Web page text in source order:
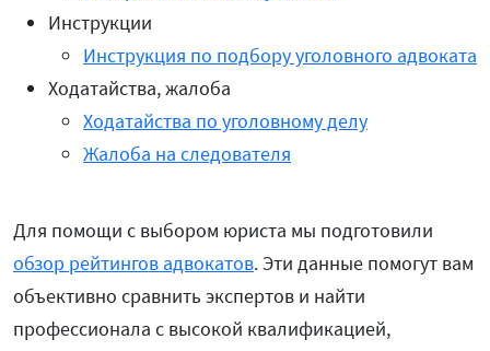
Инструкции
Инструкция по подбору уголовного адвоката
Ходатайства, жалоба
Ходатайства по уголовному делу
Жалоба на следователя
Для помощи с выбором юриста мы подготовили
обзор рейтингов адвокатов. Эти данные помогут вам
объективно сравнить экспертов и найти
профессионала с высокой квалификацией,